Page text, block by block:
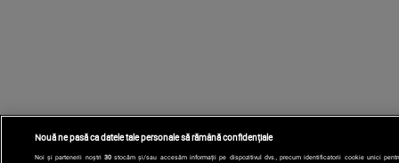
Nouă ne pasă ca datele tale personale să rămână confidențiale
Noi și partenerii noștri 30stocăm și/sau accesăm informații pe dispozitivul dvs., precum identificatorii cookie unici